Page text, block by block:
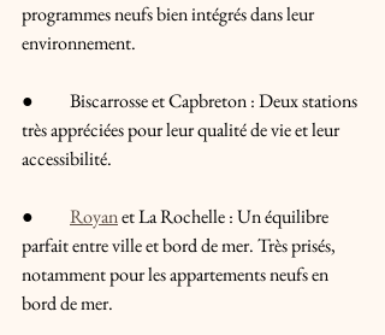
programmes neufs bien intégrés dans leur
environnement.
●	Biscarrosse et Capbreton : Deux stations
très appréciées pour leur qualité de vie et leur
accessibilité.
Royan et La Rochelle : Un équilibre
parfait entre ville et bord de mer. Très prisés,
notamment pour les appartements neufs en
bord de mer.